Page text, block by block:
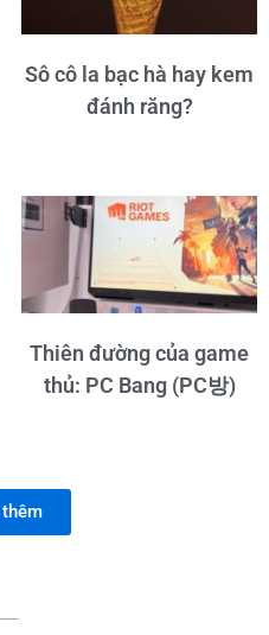
Sô cô la bạc hà hay kem
đánh răng?
Thiên đường của game
thủ: PC Bang (PC방)